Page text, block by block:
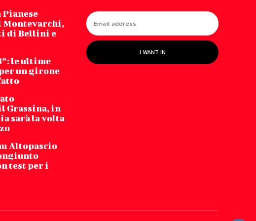
Montevarchi,
di Bellini e
le ultime
un girone
Grassina, in
sarà la volta
Altopascio
test per i
I WANT IN